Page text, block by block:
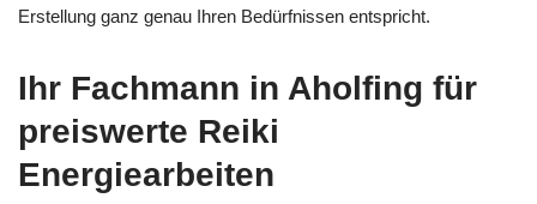
Erstellung ganz genau Ihren Bedürfnissen entspricht.
Ihr Fachmann in Aholfing für
preiswerte Reiki
Energiearbeiten